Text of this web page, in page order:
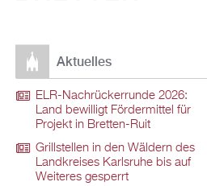
Ak­tu­el­les
ELR-Nach­rü­ck­er­run­de 2026:
Land be­wil­ligt För­der­mit­tel für
Pro­jekt in Brett­en-Ruit
Grill­stel­len in den Wäl­dern des
Land­krei­ses Karls­ru­he bis auf
Wei­te­res ge­sperrt